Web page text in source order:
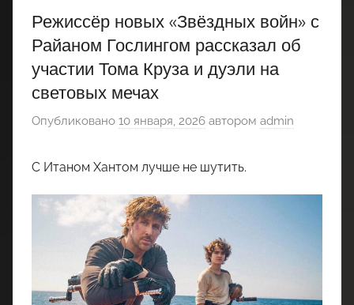
Режиссёр новых «Звёздных войн» с
Райаном Гослингом рассказал об
участии Тома Круза и дуэли на
световых мечах
Опубликовано 10 января, 2026 автором admin
С Итаном Хантом лучше не шутить.